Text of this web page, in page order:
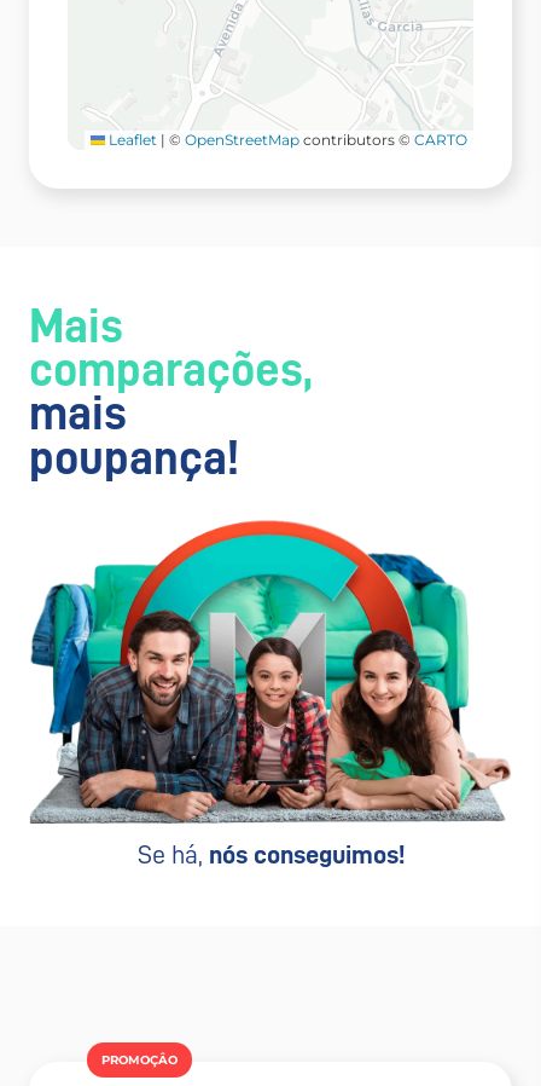
Leaflet | © OpenStreetMap contributors © CARTO
Mais
comparações,
mais
poupança!
Se há, nós conseguimos!
PROMOÇÂO